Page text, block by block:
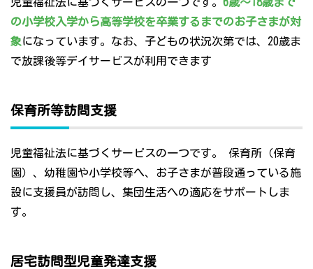
児童福祉法に基づくサービスの一つです。 6歳～18歳まで
の小学校入学から高等学校を卒業するまでのお子さまが対
象になっています。なお、子どもの状況次第では、20歳ま
で放課後等デイサービスが利用できます
保育所等訪問支援
児童福祉法に基づくサービスの一つです。 保育所（保育
園）、幼稚園や小学校等へ、お子さまが普段通っている施
設に支援員が訪問し、集団生活への適応をサポートしま
す。
居宅訪問型児童発達支援